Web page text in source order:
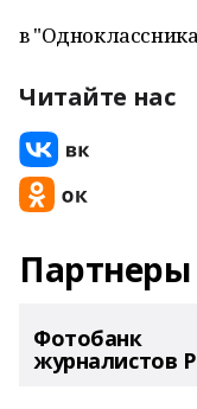
в
Читайте нас
Партнеры
Фотобанк
журналистов